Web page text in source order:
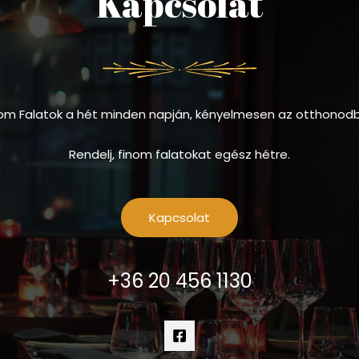
Falatok a hét minden napján, kényelmesen az
Rendelj, finom falatokat egész hétre.
Kapcsolat
+36 20 456 1130